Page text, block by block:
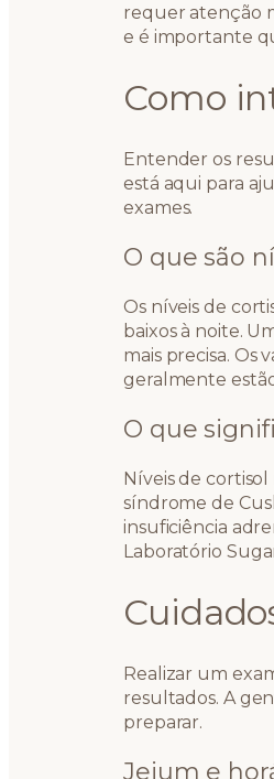
requer atenção
e é importante
Como
Entender os
está aqui para
exames.
O que são
Os níveis de
baixos à noite.
mais precisa.
geralmente
O que
Níveis de
síndrome de
insuficiência
Laboratório
Realizar um
resultados. A
preparar.
Jejum e